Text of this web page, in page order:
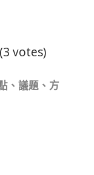
votes)
、議題、方